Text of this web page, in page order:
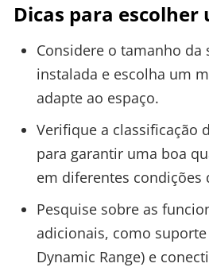
Dicas para escolher
Considere o tamanho da
instalada e escolha um
adapte ao espaço.
Verifique a classificação
para garantir uma boa
em diferentes condições
Pesquise sobre as
adicionais, como suporte
Dynamic Range) e